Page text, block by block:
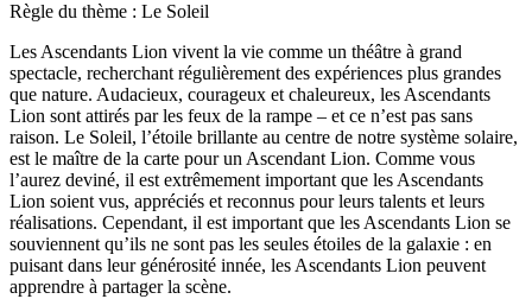
Règle du thème : Le Soleil
Les Ascendants Lion vivent la vie comme un théâtre à grand
spectacle, recherchant régulièrement des expériences plus grandes
que nature. Audacieux, courageux et chaleureux, les Ascendants
Lion sont attirés par les feux de la rampe – et ce n’est pas sans
raison. Le Soleil, l’étoile brillante au centre de notre système solaire,
est le maître de la carte pour un Ascendant Lion. Comme vous
l’aurez deviné, il est extrêmement important que les Ascendants
Lion soient vus, appréciés et reconnus pour leurs talents et leurs
réalisations. Cependant, il est important que les Ascendants Lion se
souviennent qu’ils ne sont pas les seules étoiles de la galaxie : en
puisant dans leur générosité innée, les Ascendants Lion peuvent
apprendre à partager la scène.